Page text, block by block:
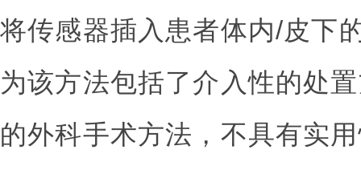
将传感器插入患者体内/皮下
为该方法包括了介入性的处
的外科手术方法，不具有实